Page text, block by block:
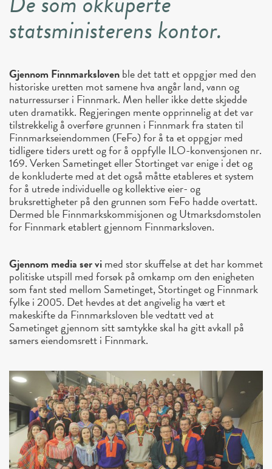
statsministerens kontor.
Gjennom Finnmarkslovenble det tatt et oppgjør med den
historiske uretten mot samene hva angår land, vann og
naturressurser i Finnmark. Men heller ikke dette skjedde
uten dramatikk. Regjeringen mente opprinnelig at det var
tilstrekkelig å overføre grunnen i Finnmark fra staten til
Finnmarkseiendommen (FeFo) for å ta et oppgjør med
tidligere tiders urett og for å oppfylle ILO-konvensjonen nr.
169. Verken Sametinget eller Stortinget var enige i det og
de konkluderte med at det også måtte etableres et system
for å utrede individuelle og kollektive eier- og
bruksrettigheter på den grunnen som FeFo hadde overtatt.
Dermed ble Finnmarkskommisjonen og Utmarksdomstolen
for Finnmark etablert gjennom Finnmarksloven.
Gjennom media ser vimed stor skuffelse at det har kommet
politiske utspill med forsøk på omkamp om den enigheten
som fant sted mellom Sametinget, Stortinget og Finnmark
fylke i 2005. Det hevdes at det angivelig ha vært et
makeskifte da Finnmarksloven ble vedtatt ved at
Sametinget gjennom sitt samtykke skal ha gitt avkall på
samers eiendomsrett i Finnmark.